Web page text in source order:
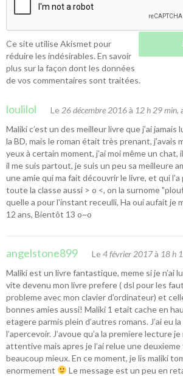
Ce site utilise Akismet pour
réduire les indésirables. En savoir
plus sur la façon dont les données
de vos commentaires sont traitées.
loulilol Le 26 décembre 2016à 12 h 29 min,
Maliki c’est un des meilleur livre que j’ai jamais
la BD, mais le roman était très prenant, j’avais
yeux à certain moment, j’ai moi même un chat,
il me suis partout, je suis un peu sa meilleure
une amie qui ma fait découvrir le livre, et qui
toute la classe aussi > o <, on la surnome
quelle a pour l'instant receulli, Ha oui aufait je
12 ans, Bientôt 13 o~o
angelstone899 Le4 février 2017à 18 h
Maliki est un livre fantastique, meme si je n’ai
vite devenu mon livre prefere ( dsl pour les
probleme avec mon clavier d’ordinateur) et
bonnes amies aussi! Maliki 1 etait cache en
etagere parmis plein d’autres romans. J’ai eu
l’apercevoir. J’avoue qu’a la premiere lecture
attentive mais apres je l’ai relue une deuxieme
beaucoup mieux. En ce moment, je lis maliki
enormement
Le message est un peu en